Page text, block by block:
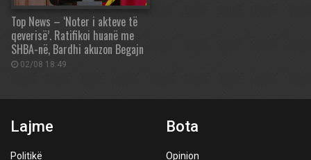
Top News – ‘Noter i akteve të
qeverisë’. Ratifikoi huanë me
SHBA-në, Bardhi akuzon Begajn
02/08 18:49
Lajme
Politikë
Bota
Opinion